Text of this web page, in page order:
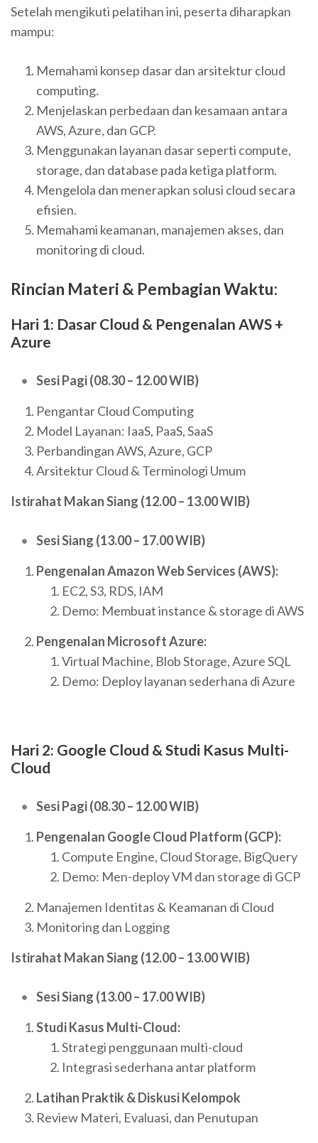
Setelah mengikuti pelatihan ini, peserta diharapkan
mampu:
Memahami konsep dasar dan arsitektur cloud
computing.
Menjelaskan perbedaan dan kesamaan antara
AWS, Azure, dan GCP.
Menggunakan layanan dasar seperti compute,
storage, dan database pada ketiga platform.
Mengelola dan menerapkan solusi cloud secara
efisien.
Memahami keamanan, manajemen akses, dan
monitoring di cloud.
Rincian Materi & Pembagian Waktu:
Hari 1: Dasar Cloud & Pengenalan AWS +
Azure
Sesi Pagi (08.30 – 12.00 WIB)
Pengantar Cloud Computing
Model Layanan: IaaS, PaaS, SaaS
Perbandingan AWS, Azure, GCP
Arsitektur Cloud & Terminologi Umum
Istirahat Makan Siang (12.00 – 13.00 WIB)
Sesi Siang (13.00 – 17.00 WIB)
Pengenalan Amazon Web Services (AWS):
EC2, S3, RDS, IAM
Demo: Membuat instance & storage di AWS
Pengenalan Microsoft Azure:
Virtual Machine, Blob Storage, Azure SQL
Demo: Deploy layanan sederhana di Azure
Hari 2: Google Cloud & Studi Kasus Multi-
Cloud
Sesi Pagi (08.30 – 12.00 WIB)
Pengenalan Google Cloud Platform (GCP):
Compute Engine, Cloud Storage, BigQuery
Demo: Men-deploy VM dan storage di GCP
Manajemen Identitas & Keamanan di Cloud
Monitoring dan Logging
Istirahat Makan Siang (12.00 – 13.00 WIB)
Sesi Siang (13.00 – 17.00 WIB)
Studi Kasus Multi-Cloud:
Strategi penggunaan multi-cloud
Integrasi sederhana antar platform
Latihan Praktik & Diskusi Kelompok
Review Materi, Evaluasi, dan Penutupan